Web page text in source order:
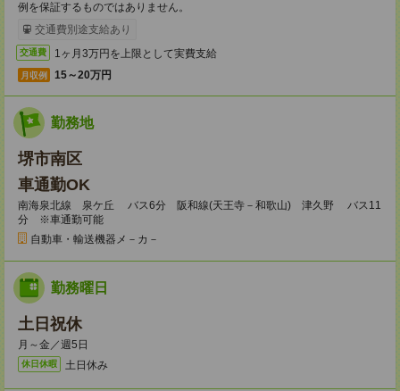
例を保証するものではありません。
交通費別途支給あり
交通費 1ヶ月3万円を上限として実費支給
月収例 15～20万円
勤務地
堺市南区
車通勤OK
南海泉北線 泉ケ丘 バス6分 阪和線(天王寺－和歌山) 津久野 バス11
分 ※車通勤可能
自動車・輸送機器メ－カ－
勤務曜日
土日祝休
月～金／週5日
休日休暇 土日休み